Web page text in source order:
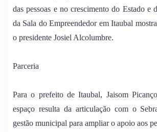
das pessoas e no crescimento do Estado e
da Sala do Empreendedor em Itaubal
o presidente Josiel Alcolumbre.
Parceria
Para o prefeito de Itaubal, Jaisom
espaço resulta da articulação com o
gestão municipal para ampliar o apoio aos